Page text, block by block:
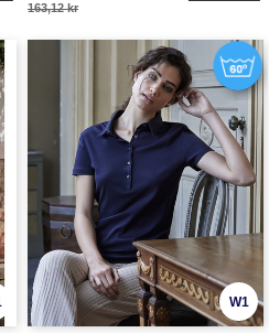
163,12 kr
W1